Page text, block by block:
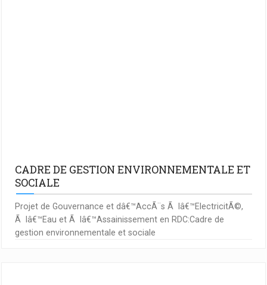
CADRE DE GESTION ENVIRONNEMENTALE ET
SOCIALE
Projet de Gouvernance et dâ€™AccÃ¨s Ã lâ€™ElectricitÃ©,
Ã lâ€™Eau et Ã lâ€™Assainissement en RDC:Cadre de
gestion environnementale et sociale